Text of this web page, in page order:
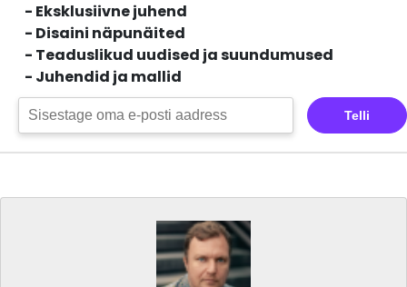
- Eksklusiivne juhend
- Disaini näpunäited
- Teaduslikud uudised ja suundumused
- Juhendid ja mallid
Telli